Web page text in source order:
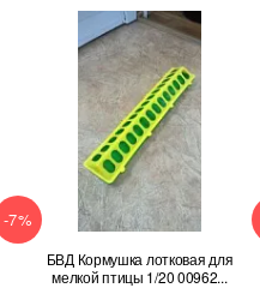
-7%
БВД Кормушка лотковая для
мелкой птицы 1/20 00962...